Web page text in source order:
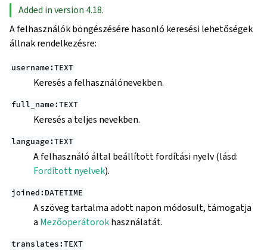
Added in version 4.18.
A felhasználók böngészésére hasonló keresési lehetőségek
állnak rendelkezésre:
username:TEXT
Keresés a felhasználónevekben.
full_name:TEXT
Keresés a teljes nevekben.
language:TEXT
A felhasználó által beállított fordítási nyelv (lásd:
Fordított nyelvek).
joined:DATETIME
A szöveg tartalma adott napon módosult, támogatja
a Mezőoperátorokhasználatát.
translates:TEXT